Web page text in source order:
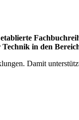
in den
Damit